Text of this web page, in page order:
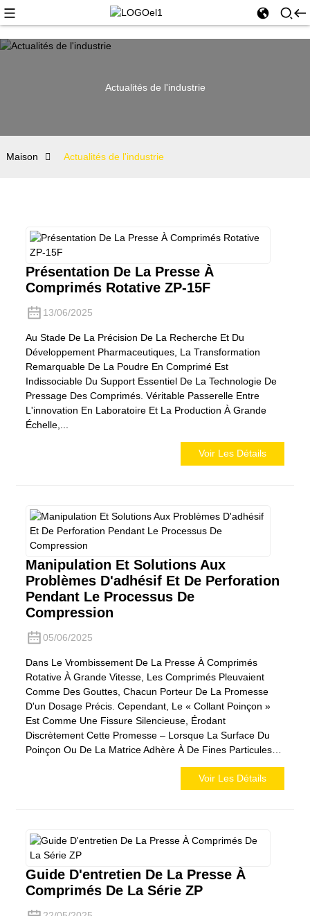
Actualités de l'industrie
Maison Actualités de l'industrie
Présentation De La Presse À
Comprimés Rotative ZP-15F
13/06/2025
Au Stade De La Précision De La Recherche Et Du
Développement Pharmaceutiques, La Transformation
Remarquable De La Poudre En Comprimé Est
Indissociable Du Support Essentiel De La Technologie De
Pressage Des Comprimés. Véritable Passerelle Entre
L'innovation En Laboratoire Et La Production À Grande
Échelle,...
Voir Les Détails
Manipulation Et Solutions Aux
Problèmes D'adhésif Et De Perforation
Pendant Le Processus De
Compression
05/06/2025
Dans Le Vrombissement De La Presse À Comprimés
Rotative À Grande Vitesse, Les Comprimés Pleuvaient
Comme Des Gouttes, Chacun Porteur De La Promesse
D'un Dosage Précis. Cependant, Le « Collant Poinçon »
Est Comme Une Fissure Silencieuse, Érodant
Discrètement Cette Promesse – Lorsque La Surface Du
Poinçon Ou De La Matrice Adhère À De Fines Particules…
Voir Les Détails
Guide D'entretien De La Presse À
Comprimés De La Série ZP